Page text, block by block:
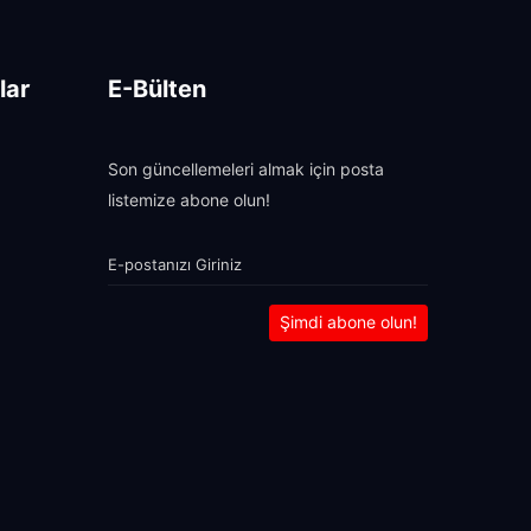
E-Bülten
Son güncellemeleri almak için posta
listemize abone olun!
Şimdi abone olun!